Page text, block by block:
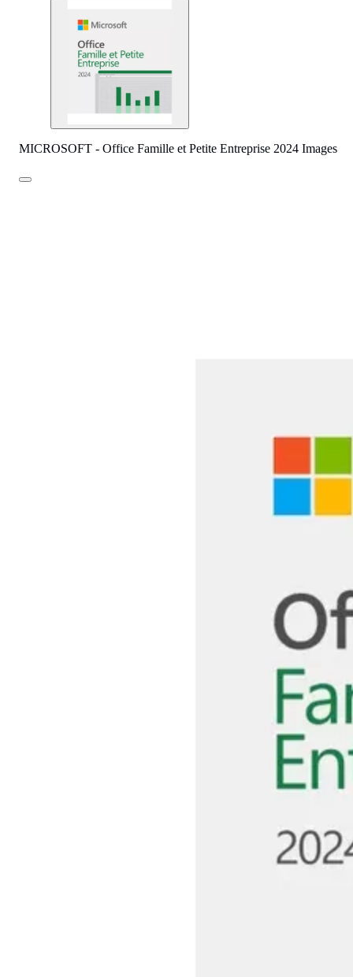
MICROSOFT - Office Famille et Petite Entreprise 2024 Images